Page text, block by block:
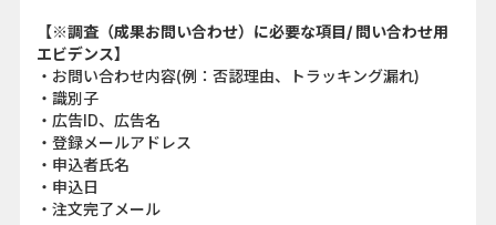
【※調査（成果お問い合わせ）に必要な項目/ 問い合わせ用
エビデンス】
・お問い合わせ内容(例：否認理由、トラッキング漏れ)
・識別子
・広告ID、広告名
・登録メールアドレス
・申込者氏名
・申込日
・注文完了メール